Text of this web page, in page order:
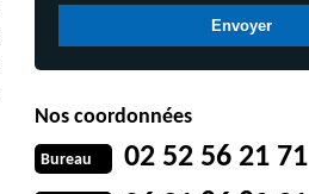
Nos coordonnées
Bureau 02 52 56 21 71